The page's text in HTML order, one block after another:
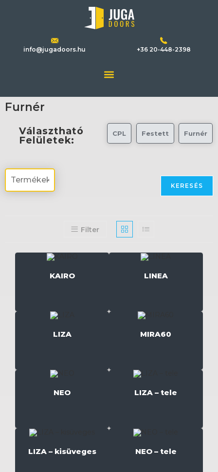
info@jugadoors.hu +36 20-448-2398
Furnér
Választható
Felületek:
CPL Festett Furnér
KERESÉS
Filter
KAIRO LINEA
LIZA MIRA60
NEO LIZA – tele
LIZA – kisüveges NEO – tele